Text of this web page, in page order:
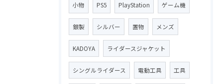
小物 PS5 PlayStation ゲーム機
銀製 シルバー 置物 メンズ
KADOYA ライダースジャケット
シングルライダース 電動工具 工具